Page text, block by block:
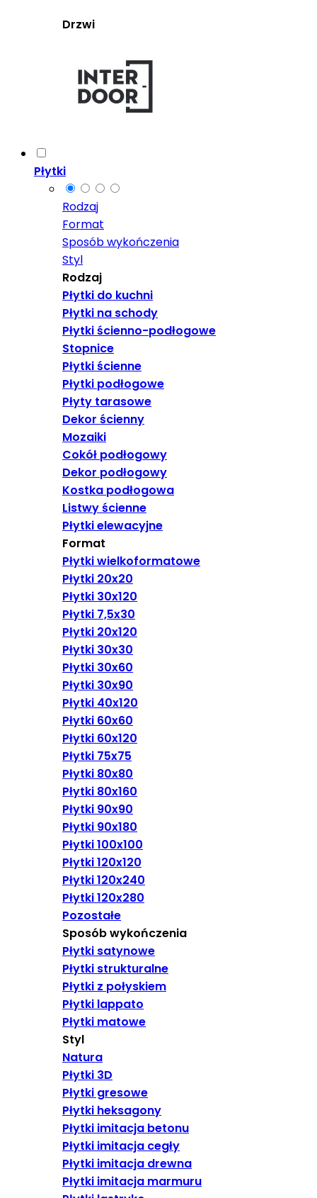
Drzwi
Płytki
Rodzaj
Format
Sposób wykończenia
Styl
Rodzaj
Płytki do kuchni
Płytki na schody
Płytki ścienno-podłogowe
Stopnice
Płytki ścienne
Płytki podłogowe
Płyty tarasowe
Dekor ścienny
Mozaiki
Cokół podłogowy
Dekor podłogowy
Kostka podłogowa
Listwy ścienne
Płytki elewacyjne
Format
Płytki wielkoformatowe
Płytki 20x20
Płytki 30x120
Płytki 7,5x30
Płytki 20x120
Płytki 30x30
Płytki 30x60
Płytki 30x90
Płytki 40x120
Płytki 60x60
Płytki 60x120
Płytki 75x75
Płytki 80x80
Płytki 80x160
Płytki 90x90
Płytki 90x180
Płytki 100x100
Płytki 120x120
Płytki 120x240
Płytki 120x280
Pozostałe
Sposób wykończenia
Płytki satynowe
Płytki strukturalne
Płytki z połyskiem
Płytki lappato
Płytki matowe
Styl
Natura
Płytki 3D
Płytki gresowe
Płytki heksagony
Płytki imitacja betonu
Płytki imitacja cegły
Płytki imitacja drewna
Płytki imitacja marmuru